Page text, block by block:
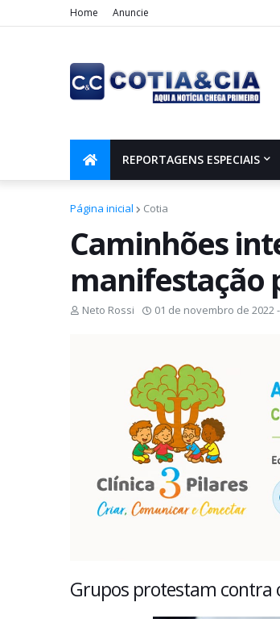
Home Anuncie
REPORTAGENS ESPECIAIS
Página inicial Cotia
Caminhões
manifestação
Neto Rossi 01 de novembro de 2022
Grupos protestam contra